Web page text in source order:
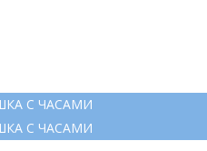
С ЧАСАМИ
С ЧАСАМИ